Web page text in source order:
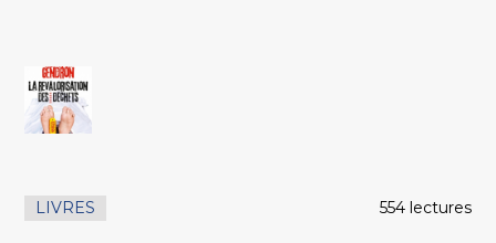
LIVRES 554 lectures